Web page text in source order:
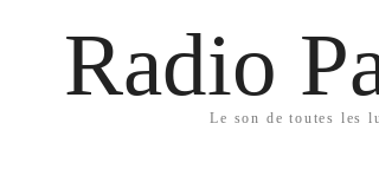
Radio
Le son de toutes les